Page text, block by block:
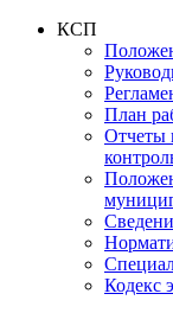
КСП
План
Отчеты
Кодекс